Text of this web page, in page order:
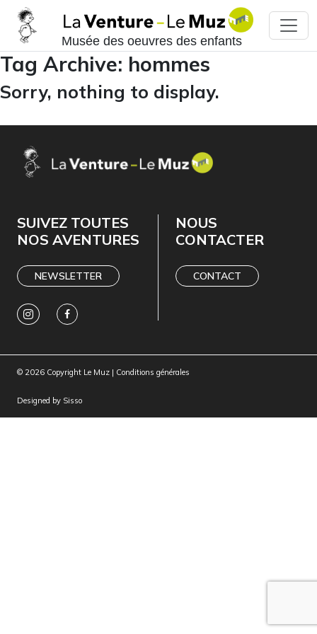
Musée des oeuvres des enfants
Tag Archive: hommes
Sorry, nothing to display.
SUIVEZ TOUTES
NOS AVENTURES
NEWSLETTER
NOUS
CONTACTER
CONTACT
© 2026 Copyright Le Muz | Conditions générales
Designed by Sisso